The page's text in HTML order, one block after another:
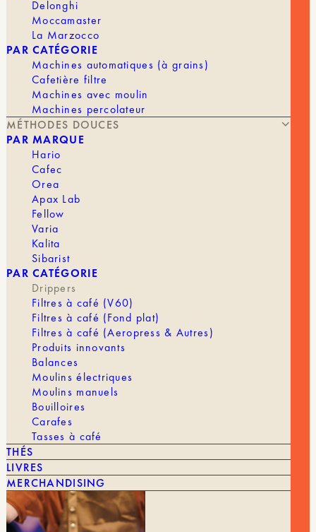
Delonghi
Moccamaster
La Marzocco
PAR CATÉGORIE
Machines automatiques (à grains)
Cafetière filtre
Machines avec moulin
Machines percolateur
MÉTHODES DOUCES
PAR MARQUE
Hario
Cafec
Orea
Apax Lab
Fellow
Varia
Kalita
Sibarist
PAR CATÉGORIE
Drippers
Filtres à café (V60)
Filtres à café (Fond plat)
Filtres à café (Aeropress & Autres)
Produits innovants
Balances
Moulins électriques
Moulins manuels
Bouilloires
Carafes
Tasses à café
THÉS
LIVRES
MERCHANDISING
15,60€
MARQUE
22,80€Le
prix
initial
était :
22,80 €.
5,40€Le
prix
actuel
est :
5,40 €.
MARQUE